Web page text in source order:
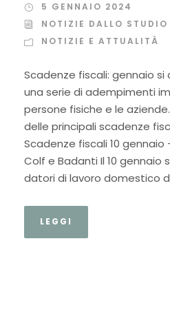
5 GENNAIO 2024
NOTIZIE DALLO STUDIO
NOTIZIE E ATTUALITÀ
Scadenze fiscali: gennaio
una serie di adempimenti
persone fisiche e le
delle principali scadenze
Scadenze fiscali 10 gennaio
Colf e Badanti Il 10 gennaio
datori di lavoro domestico
LEGGI